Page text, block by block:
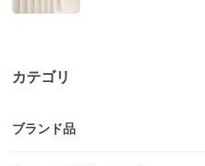
カテゴリ
ブランド品